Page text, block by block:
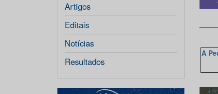
Artigos
Editais
Notícias
Resultados
A